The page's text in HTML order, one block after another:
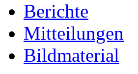
Berichte
Mitteilungen
Bildmaterial